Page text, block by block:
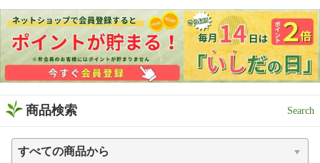
商品検索